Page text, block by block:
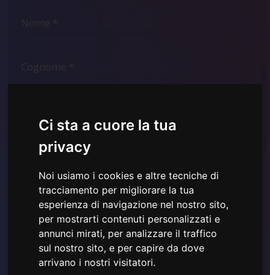
Ci sta a cuore la tua
privacy
Noi usiamo i cookies e altre tecniche di
tracciamento per migliorare la tua
esperienza di navigazione nel nostro sito,
per mostrarti contenuti personalizzati e
annunci mirati, per analizzare il traffico
sul nostro sito, e per capire da dove
arrivano i nostri visitatori.
Ho letto e compreso laInformativa sulla Privacy mostrata
quie acconsento all'utilizzo dei dati personali forniti.